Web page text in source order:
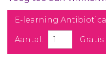
E-learning
Aantal: Gratis